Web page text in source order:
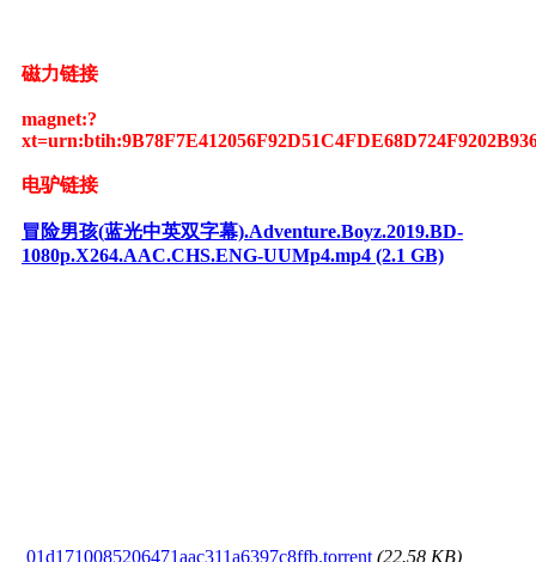
磁力链接
magnet:?
电驴链接
冒险男孩(蓝光中英双字幕).Adventure.Boyz.2019.BD-
1080p.X264.AAC.CHS.ENG-UUMp4.mp4 (2.1 GB)
01d1710085206471aac311a6397c8ffb.torrent (22.58 KB)